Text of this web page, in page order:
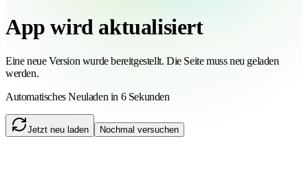
App wird aktualisiert
Eine neue Version wurde bereitgestellt. Die Seite muss neu geladen
werden.
Automatisches Neuladen in 6 Sekunden
Jetzt neu laden Nochmal versuchen